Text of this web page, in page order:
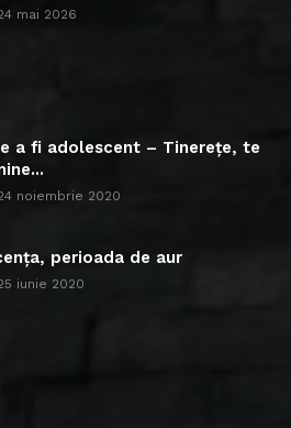
mai 2026
a fi adolescent – Tinerețe, te
noiembrie 2020
perioada de aur
iunie 2020